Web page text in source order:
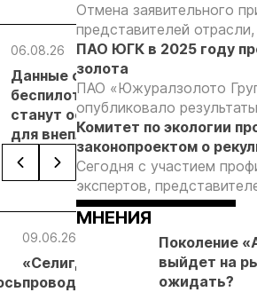
06.08.26
Данные с
беспилотников
станут основанием
для внеплановых
проверок
недропользователей
05.08.26
золота на
Камчатке
снизилась
на 20,3% в
первом
полугодии
09.06.26
«Селигдар»
проводит
09.06.26
В Якутии
поддержат
Отмена заявительного
представителей
ПАО ЮГК в 2025 году
золота
ПАО «Южуралзолото
опубликовало
Комитет по экологии
законопроектом о
Сегодня с участием
экспертов,
МНЕНИЯ
Поколение
выйдет на
ожидать?